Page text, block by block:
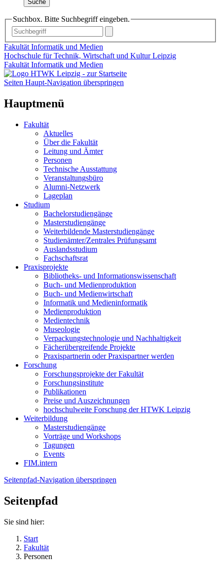
Suche
Suchbox. Bitte Suchbegriff eingeben.
Fakultät Informatik und Medien
Hochschule für Technik, Wirtschaft und Kultur Leipzig
Fakultät Informatik und Medien
Seiten Haupt-Navigation überspringen
Hauptmenü
Fakultät
Aktuelles
Über die Fakultät
Leitung und Ämter
Personen
Technische Ausstattung
Veranstaltungsbüro
Alumni-Netzwerk
Lageplan
Studium
Bachelorstudiengänge
Masterstudiengänge
Weiterbildende Masterstudiengänge
Studienämter/Zentrales Prüfungsamt
Auslandsstudium
Fachschaftsrat
Praxisprojekte
Bibliotheks- und Informationswissenschaft
Buch- und Medienproduktion
Buch- und Medienwirtschaft
Informatik und Medieninformatik
Medienproduktion
Medientechnik
Museologie
Verpackungstechnologie und Nachhaltigkeit
Fächerübergreifende Projekte
Praxispartnerin oder Praxispartner werden
Forschung
Forschungsprojekte der Fakultät
Forschungsinstitute
Publikationen
Preise und Auszeichnungen
hochschulweite Forschung der HTWK Leipzig
Weiterbildung
Masterstudiengänge
Vorträge und Workshops
Tagungen
Events
FIM.intern
Seitenpfad-Navigation überspringen
Seitenpfad
Sie sind hier:
Start
Fakultät
Personen